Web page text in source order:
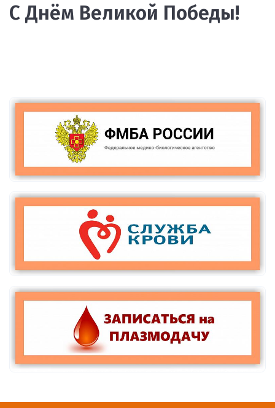
С Днём Великой Победы!